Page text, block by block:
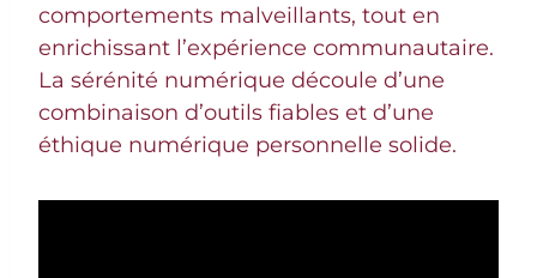
comportements malveillants, tout en
enrichissant l’expérience communautaire.
La sérénité numérique découle d’une
combinaison d’outils fiables et d’une
éthique numérique personnelle solide.